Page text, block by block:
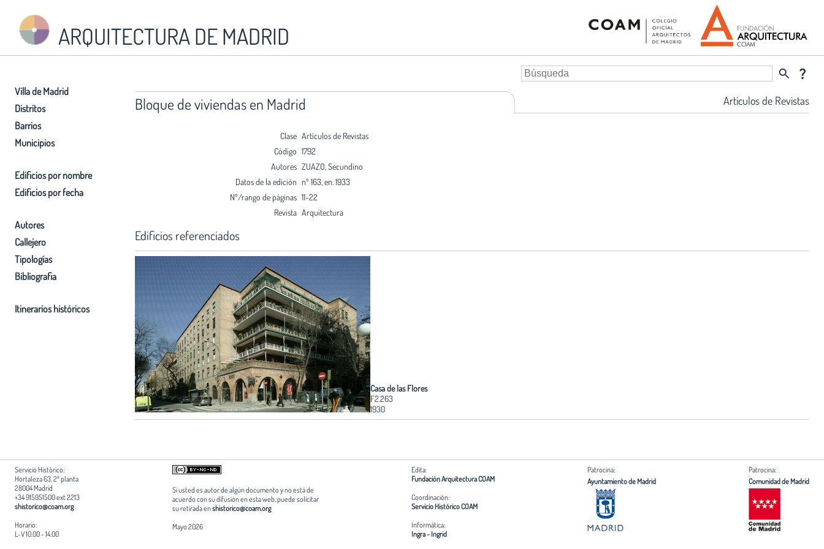
ARQUITECTURA DE MADRID
Villa de Madrid
Distritos
Barrios
Municipios
Edificios por nombre
Edificios por fecha
Autores
Callejero
Tipologías
Bibliografia
Itinerarios históricos
search question_mark
Bloque de viviendas en Madrid Artículos de Revistas
Clase Artículos de Revistas
Código 1792
Autores ZUAZO, Secundino
Datos de la edición nº 163, en. 1933
Nº/rango de páginas 11-22
Revista Arquitectura
Edificios referenciados
Casa de las Flores
F2.263
1930
Servicio Histórico:
Hortaleza 63, 2ª planta
28004 Madrid
+34 915951500 ext 2213
shistorico@coam.org
Horario:
L-V 10.00 - 14.00
Si usted es autor de algún documento y no está de
acuerdo con su difusión en esta web, puede solicitar
su retirada enshistorico@coam.org
Mayo 2026
Edita:
Fundación Arquitectura COAM
Coordinación:
Servicio Histórico COAM
Informática:
Ingra - Ingrid
Patrocina:
Ayuntamiento de Madrid
Patrocina:
Comunidad de Madrid